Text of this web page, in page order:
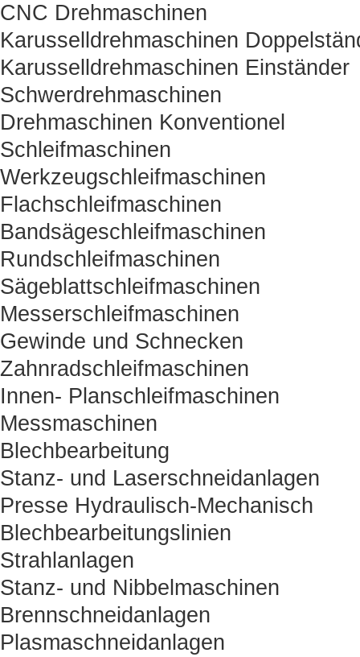
CNC Drehmaschinen
Karusselldrehmaschinen
Karusselldrehmaschinen Einständer
Schwerdrehmaschinen
Drehmaschinen Konventionel
Schleifmaschinen
Werkzeugschleifmaschinen
Flachschleifmaschinen
Bandsägeschleifmaschinen
Rundschleifmaschinen
Sägeblattschleifmaschinen
Messerschleifmaschinen
Gewinde und Schnecken
Zahnradschleifmaschinen
Innen- Planschleifmaschinen
Messmaschinen
Blechbearbeitung
Stanz- und Laserschneidanlagen
Presse Hydraulisch-Mechanisch
Blechbearbeitungslinien
Strahlanlagen
Stanz- und Nibbelmaschinen
Brennschneidanlagen
Plasmaschneidanlagen